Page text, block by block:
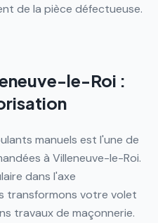
de la pièce défectueuse.
le-Roi :
manuels est l'une de
à Villeneuve-le-Roi.
dans l'axe
transformons votre volet
travaux de maçonnerie.